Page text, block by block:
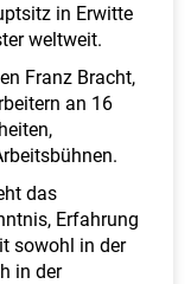
in Erwitte
weltweit.
Franz Bracht,
an 16
das
Erfahrung
sowohl in der
in der